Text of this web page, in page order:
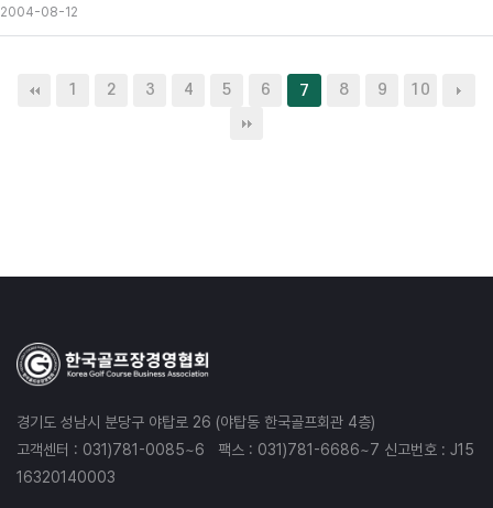
2004-08-12
1 2 3 4 5 6 7 8 9 10
경기도 성남시 분당구 야탑로 26 (야탑동 한국골프회관 4층)
고객센터 : 031)781-0085~6 팩스 : 031)781-6686~7 신고번호 : J15
16320140003